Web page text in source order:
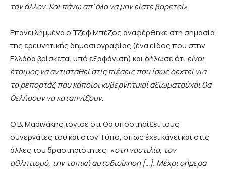
τον άλλον. Και πάνω απ’ όλα να μην είστε βαρετοί».
Επανειλημμένα ο Τζεφ Μπέζος αναφέρθηκε στη σημασία
της ερευνητικής δημοσιογραφίας (ένα είδος που στην
Ελλάδα βρίσκεται υπό εξαφάνιση) και δήλωσε ότιείναι
έτοιμος να αντισταθεί στις πιέσεις που ίσως δεχτεί για
τα ρεπορτάζ που κάποιοι κυβερνητικοί αξιωματούχοι θα
θελήσουν να καταπνίξουν.
Ο Β. Μαρινάκης τόνισε ότι θα υποστηρίξει τους
συνεργάτες του και στον Τύπο, όπως έχει κάνει και στις
άλλες του δραστηριότητες: «στη ναυτιλία, τον
αθλητισμό, την τοπική αυτοδιοίκηση […]. Μέχρι σήμερα